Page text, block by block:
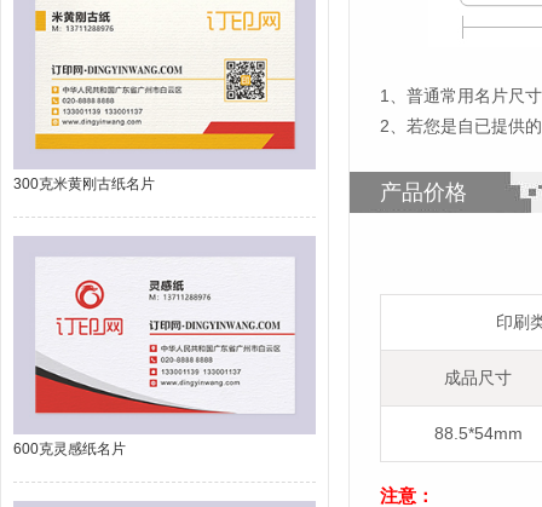
300克米黄刚古纸名片
600克灵感纸名片
1
普通常用名片尺
2、若您是自已提供
产品价格
印刷
成品尺寸
88.5*54mm
注意：